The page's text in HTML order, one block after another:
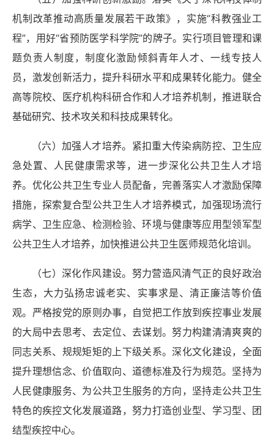
机制改革推动高质量发展若干政策》，实施“科教强业工
程”，用好“省预防医学科学院”的牌子。实行项目管理和课
题负责人制度，制度化激励倾斜青年人才、一线专技人
员，激发创新活力，提升科研水平和成果转化能力。健全
高等院校、医疗机构科研合作和人才培养机制，推进联合
基础研究、技术攻关和科技成果转化。
（六）加强人才培养。紧扣重大传染病防控、卫生应
急处置、人民健康需求等，进一步深化公共卫生人才培
养。优化公共卫生专业人员配备，完善落实人才激励保障
措施，探索复合型公共卫生人才培养模式，加强现场流行
病学、卫生应急、检测检验、环境与健康等应用型领军型
公共卫生人才培养，加快推进公共卫生医师规范化培训。
（七）深化作风建设。努力营造风清气正的良好政治
生态，大力弘扬忠诚老实、实事求是、清正廉洁等价值
观。严格按党的原则办事，自觉把工作放到疾控事业发展
的大局中去思考、去定位、去谋划。努力构建清清爽爽的
同志关系、规规矩矩的上下级关系。深化文化建设，全面
提升理想信念、价值取向、道德标准及行为规范。坚持为
人民健康服务、为公共卫生服务的方向，坚持走公共卫生
特色的疾控文化发展道路，努力打造创业型、学习型、团
结型疾控中心。